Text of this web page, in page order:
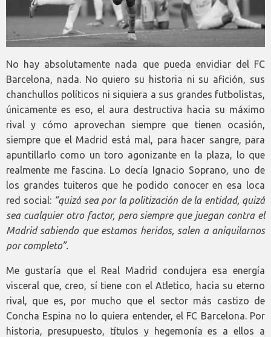
No hay absolutamente nada que pueda envidiar del FC
Barcelona, nada. No quiero su historia ni su afición, sus
chanchullos políticos ni siquiera a sus grandes futbolistas,
únicamente es eso, el aura destructiva hacia su máximo
rival y cómo aprovechan siempre que tienen ocasión,
siempre que el Madrid está mal, para hacer sangre, para
apuntillarlo como un toro agonizante en la plaza, lo que
realmente me fascina. Lo decía Ignacio Soprano, uno de
los grandes tuiteros que he podido conocer en esa loca
red social: “quizá sea por la politización de la entidad, quizá
sea cualquier otro factor, pero siempre que juegan contra el
Madrid sabiendo que estamos heridos, salen a aniquilarnos
por completo”.
Me gustaría que el Real Madrid condujera esa energía
visceral que, creo, sí tiene con el Atletico, hacia su eterno
rival, que es, por mucho que el sector más castizo de
Concha Espina no lo quiera entender, el FC Barcelona. Por
historia, presupuesto, títulos y hegemonía es a ellos a